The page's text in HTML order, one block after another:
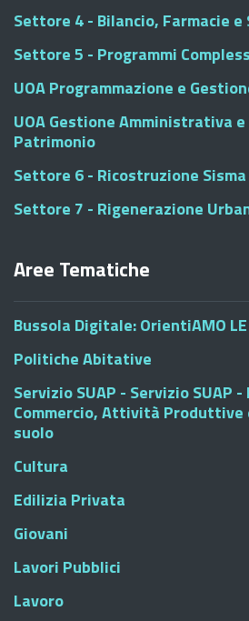
Settore 4 - Bilancio, Farmacie
Settore 5 - Programmi
UOA Programmazione e
UOA Gestione Amministrativa e
Patrimonio
Settore 6 - Ricostruzione Sisma
Settore 7 - Rigenerazione
Aree Tematiche
Bussola Digitale: OrientiAMO LE
Politiche Abitative
Servizio SUAP - Servizio SUAP
Commercio, Attività Produttive
suolo
Cultura
Edilizia Privata
Giovani
Lavori Pubblici
Lavoro